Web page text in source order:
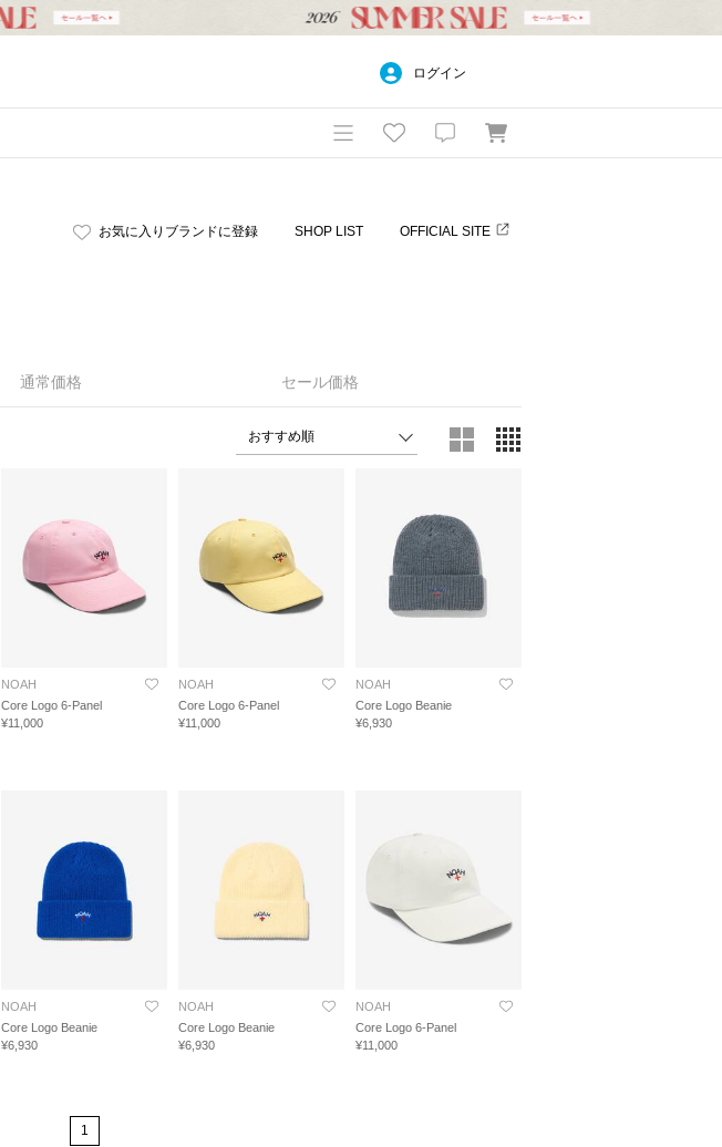
ログイン
お気に入りブランドに登録 SHOP LIST OFFICIAL SITE
通常価格 セール価格
NOAH
Core Logo 6-Panel
¥11,000
NOAH
Core Logo 6-Panel
¥11,000
NOAH
Core Logo Beanie
¥6,930
NOAH
Core Logo Beanie
¥6,930
NOAH
Core Logo Beanie
¥6,930
NOAH
Core Logo 6-Panel
¥11,000
1